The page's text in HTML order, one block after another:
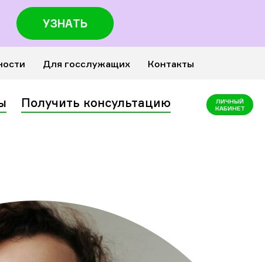
УЗНАТЬ
Для госслужащих Контакты
Получить консультацию
ЛИЧНЫЙ
КАБИНЕТ